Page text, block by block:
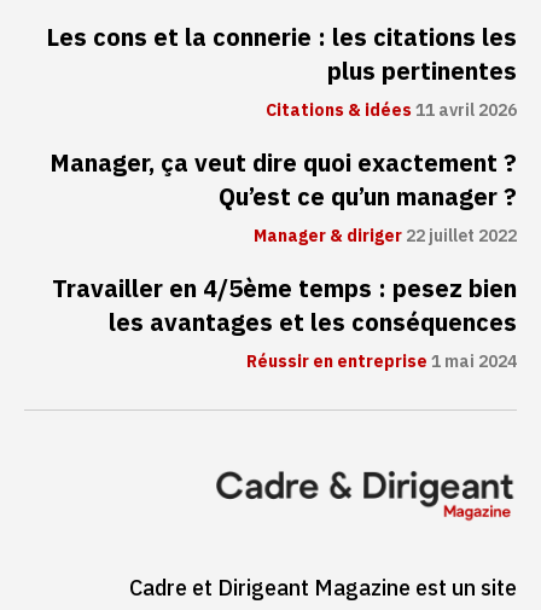
Les cons et la connerie : les citations les
plus pertinentes
Citations & idées11 avril 2026
Manager, ça veut dire quoi exactement ?
Qu’est ce qu’un manager ?
Manager & diriger22 juillet 2022
Travailler en 4/5ème temps : pesez bien
les avantages et les conséquences
Réussir en entreprise1 mai 2024
Cadre et Dirigeant Magazine est un site